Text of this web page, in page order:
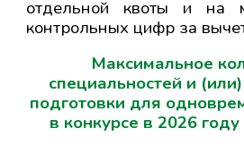
отдельной квоты и на
контрольных цифр за
Максимальное
специальностей и
подготовки для
в конкурсе в 2026 году